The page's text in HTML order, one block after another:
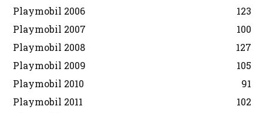
Playmobil 2006
123
Playmobil 2007
100
Playmobil 2008
127
Playmobil 2009
105
Playmobil 2010
91
Playmobil 2011
102